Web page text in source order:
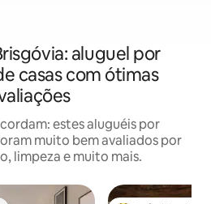
aluguel por
casas com ótimas
estes aluguéis por
muito bem avaliados por
limpeza e muito mais.